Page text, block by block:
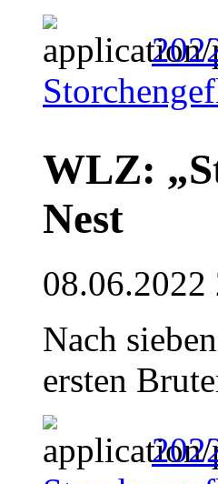
WLZ:
Nest
08.06.2022
Nach
ersten